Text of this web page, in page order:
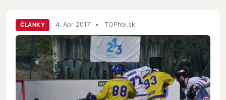
ČLÁNKY 4. Apr 2017 • TOPhbl.sk